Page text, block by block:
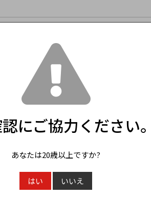
確認ページへ
戻る
にご協力ください。
あなたは20歳以上ですか?
はい いいえ